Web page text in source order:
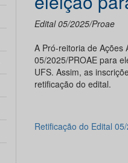
Edital 05/2025/Proae
A Pró-reitoria de Ações
05/2025/PROAE para
UFS. Assim, as
retificação do edital.
Retificação do Edital